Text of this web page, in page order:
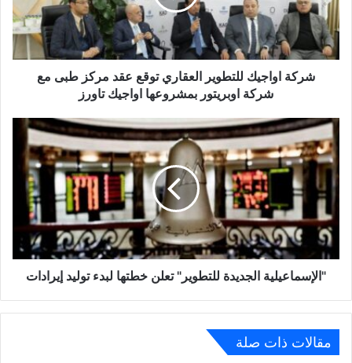
عقد
مركز
طبى
مع
اواجيك
تاورز
شركة اواجيك للتطوير العقاري توقع عقد مركز طبى مع
شركة اوبريتور بمشروعها اواجيك تاورز
"الإسماعيلية
الجديدة
للتطوير"
تعلن
خطتها
توليد
إيرادات
"الإسماعيلية الجديدة للتطوير" تعلن خطتها لبدء توليد إيرادات
مقالات ذات صلة